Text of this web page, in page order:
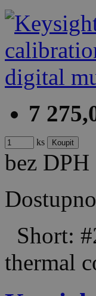
7
ks
bez DPH
Short:
thermal